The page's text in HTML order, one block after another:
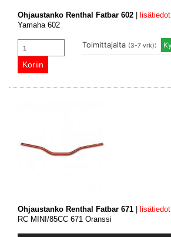
Ohjaustanko Renthal Fatbar 602
lisätiedot
Yamaha 602
Toimittajalta (3-7 vrk):
Ohjaustanko Renthal Fatbar 671
lisätiedot
RC MINI/85CC 671 Oranssi